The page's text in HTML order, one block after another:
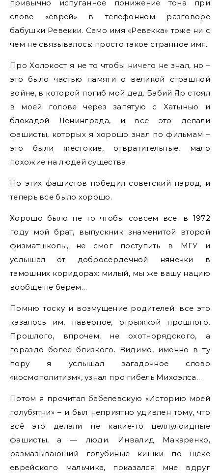
привычно испуганное понижение тона при
слове «еврей» в телефонном разговоре
бабушки Ревекки. Само имя «Ревекка» тоже ни с
чем не связывалось: просто такое странное имя.
Про Холокост я не то чтобы ничего не знал, но –
это было частью памяти о великой страшной
войне, в которой погиб мой дед. Бабий Яр стоял
в моей голове через запятую с Хатынью и
блокадой Ленинграда, и все это делали
фашисты, которых я хорошо знал по фильмам –
это были жестокие, отвратительные, мало
похожие на людей существа.
Но этих фашистов победил советский народ, и
теперь все было хорошо.
Хорошо было не то чтобы совсем все: в 1972
году мой брат, выпускник знаменитой второй
физматшколы, не смог поступить в МГУ и
услышал от добросердечной нянечки в
тамошних коридорах: милый, мы же вашу нацию
вообще не берем…
Помню тоску и возмущение родителей: все это
казалось им, наверное, отрыжкой прошлого.
Прошлого, впрочем, не охотнорядского, а
гораздо более близкого. Видимо, именно в ту
пору я услышал загадочное слово
«космополитизм», узнал про гибель Михоэлса…
Потом я прочитал бабелевскую «Историю моей
голубятни» – и был неприятно удивлен тому, что
всё это делали не какие-то целлулоидные
фашисты, а — люди. Инвалид Макаренко,
размазывающий голубиные кишки по щеке
еврейского мальчика, показался мне вдруг